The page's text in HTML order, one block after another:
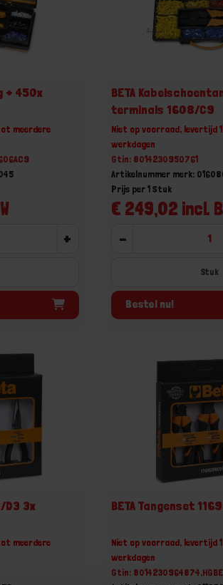
+ 450x
meerdere
+
BETA
terminals 1608/C9
Niet op voorraad, levertijd
werkdagen
Gtin: 8014230950761
Artikelnummer merk:
€ 249,02 incl.
Prijs per 1 Stuk
-
Stuk
Bestel nu!
D3 3x
meerdere
BETA Tangenset
Niet op voorraad, levertijd
werkdagen
Gtin: